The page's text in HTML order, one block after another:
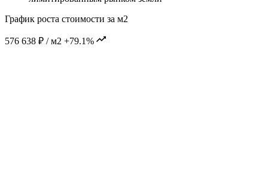
График роста стоимости за м2
576 638 ₽ / м2 +79.1%